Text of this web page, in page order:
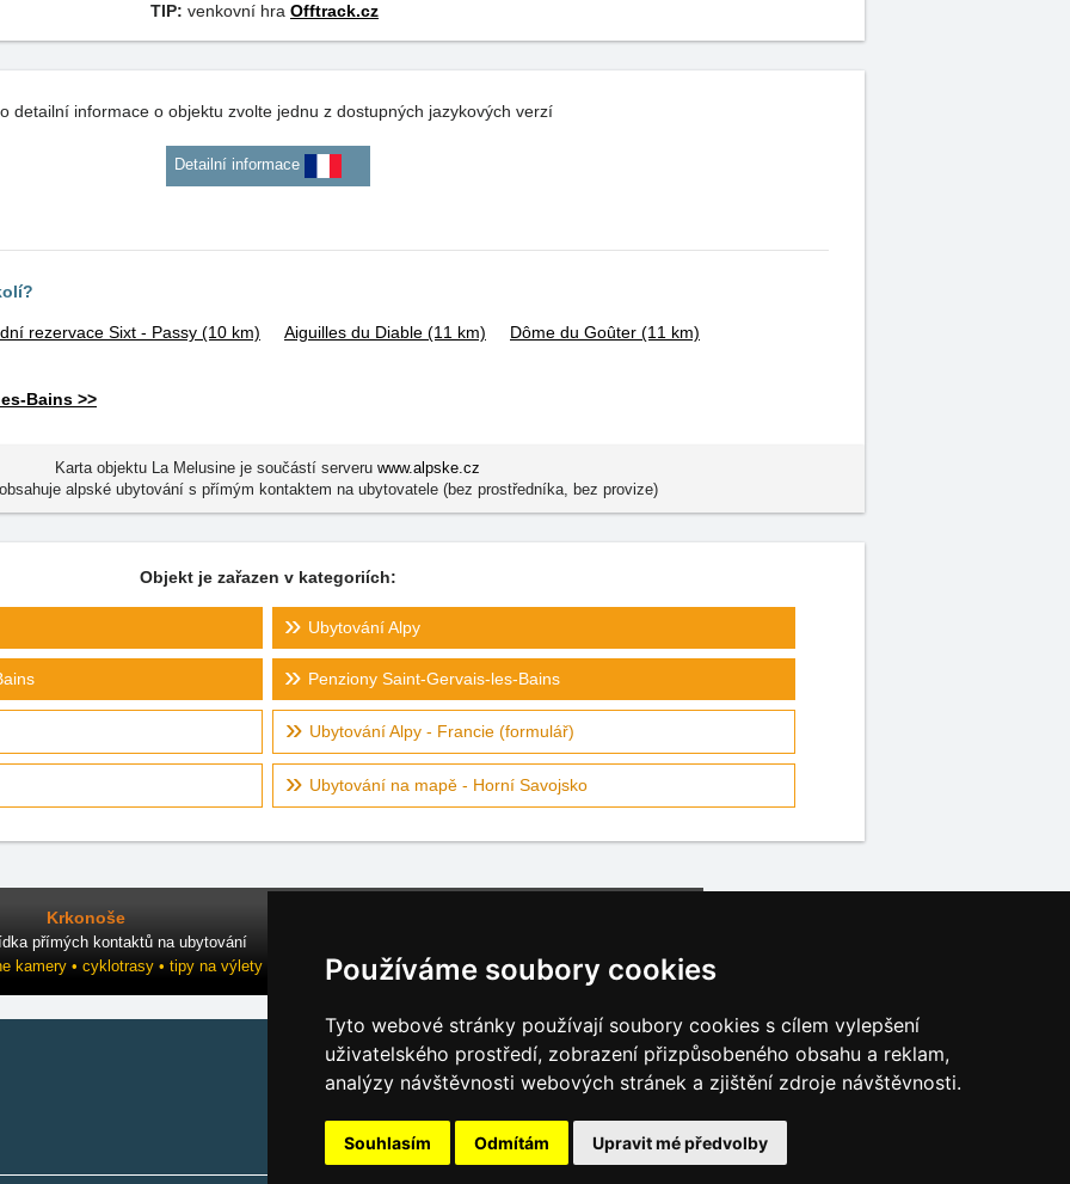
Používáme soubory cookies
Tyto webové stránky používají soubory cookies s cílem vylepšení
uživatelského prostředí, zobrazení přizpůsobeného obsahu a reklam,
analýzy návštěvnosti webových stránek a zjištění zdroje návštěvnosti.
Souhlasím Odmítám Upravit mé předvolby
TIP: venkovní hra Offtrack.cz
detailní informace o objektu zvolte jednu z dostupných jazykových verzí
Detailní informace
rezervace Sixt - Passy (10 km) Aiguilles du Diable (11 km) Dôme du Goûter (11 km)
Bains >>
Karta objektu La Melusine je součástí serveru www.alpske.cz
alpské ubytování s přímým kontaktem na ubytovatele (bez prostředníka, bez provize)
Objekt je zařazen v kategoriích:
Ubytování Alpy
Penziony Saint-Gervais-les-Bains
Ubytování Alpy - Francie (formulář)
Ubytování na mapě - Horní Savojsko
Krkonoše
přímých kontaktů na ubytování
kamery • cyklotrasy • tipy na výlety
Katalog ubytování
Osobní údaje